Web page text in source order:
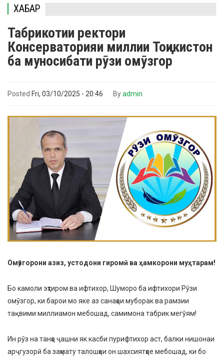
ХАБАР
Табрикотии ректори
Консерваторияи миллии Тоҷикистон
ба муносибати рӯзи омӯзгор
Posted Fri, 03/10/2025 - 20:46 Byadmin
Омӯзгорони азиз, устодони гиромӣ ва ҳамкорони муҳтарам!
Бо камоли эҳтиром ва ифтихор, Шуморо ба ифтихори Рӯзи
омӯзгор, ки барои мо яке аз санаҳои муборак ва рамзии
тақвими миллиамон мебошад, самимона табрик мегӯям!
Ин рӯз на танҳо ҷашни як касби пурифтихор аст, балки нишонаи
арҷгузорӣ ба заҳмату талошҳои он шахсиятҳое мебошад, ки бо